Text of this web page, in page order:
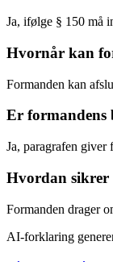
Ja, ifølge § 150 må
Hvornår kan
Formanden kan
Er formandens
Ja, paragrafen giver
Hvordan
Formanden drager
AI-forklaring